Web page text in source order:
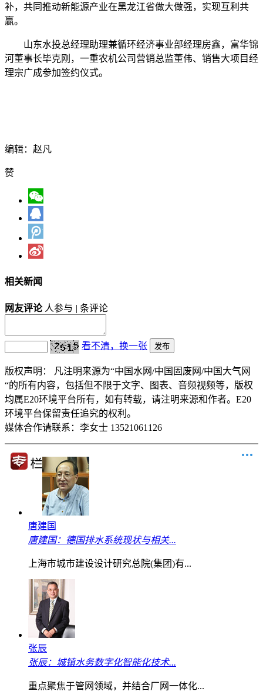
补，共同推动新能源产业在黑龙江省做大做强，实现互利共
赢。
山东水投总经理助理兼循环经济事业部经理房鑫，富华锦
河董事长毕克刚，一重农机公司营销总监董伟、销售大项目经
理宗广成参加签约仪式。
编辑：赵凡
赞
相关新闻
网友评论 人参与 | 条评论
看不清，换一张
版权声明：
凡注明来源为“中国水网/中国固废网/中国大气网
“的所有内容，包括但不限于文字、图表、音频视频等，版权
均属E20环境平台所有，如有转载，请注明来源和作者。E20
环境平台保留责任追究的权利。
媒体合作请联系：李女士 13521061126
唐建国
唐建国：德国排水系统现状与相关...
上海市城市建设设计研究总院(集团)有...
张辰
张辰：城镇水务数字化智能化技术...
重点聚焦于管网领域，并结合厂网一体化...